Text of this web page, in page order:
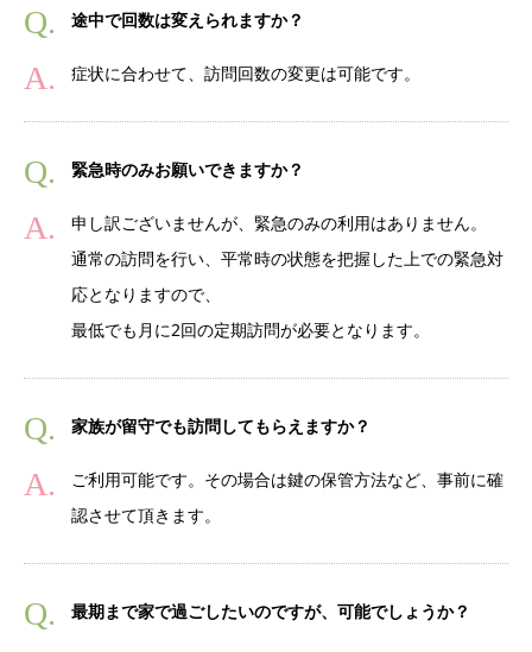
途中で回数は変えられますか？
症状に合わせて、訪問回数の変更は可能です。
緊急時のみお願いできますか？
申し訳ございませんが、緊急のみの利用はありません。
通常の訪問を行い、平常時の状態を把握した上での緊急対
応となりますので、
最低でも月に2回の定期訪問が必要となります。
家族が留守でも訪問してもらえますか？
ご利用可能です。その場合は鍵の保管方法など、事前に確
認させて頂きます。
最期まで家で過ごしたいのですが、可能でしょうか？